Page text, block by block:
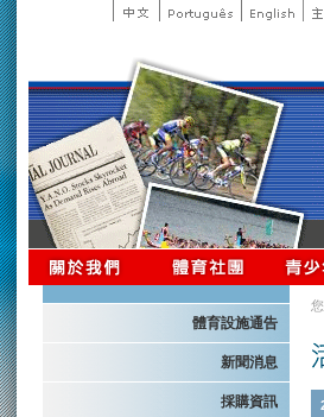
體育設施通告
新聞消息
採購資訊